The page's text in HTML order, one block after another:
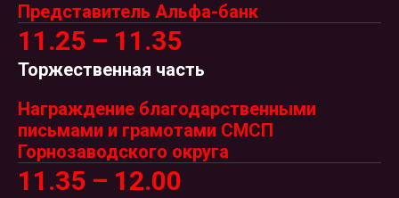
Представитель Альфа-банк
11.25 – 11.35
Торжественная часть
Награждение благодарственными
письмами и грамотами СМСП
Горнозаводского округа
11.35 – 12.00